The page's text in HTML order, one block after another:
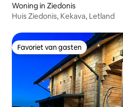
Woning in Ziedonis
Huis Ziedonis, Kekava, Letland
Favoriet van gasten
Favoriet van gasten